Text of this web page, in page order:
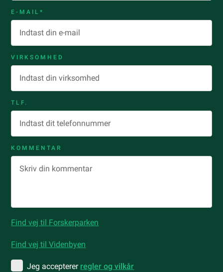
E-MAIL*
VIRKSOMHED
TLF.
KOMMENTAR
Find vej til Forskerparken
Find vej til Videnbyen
Jeg accepterer regler og vilkår